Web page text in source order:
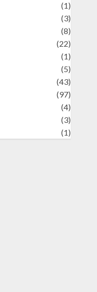
(1)
(3)
(8)
(22)
(1)
(5)
(43)
(97)
(4)
(3)
(1)